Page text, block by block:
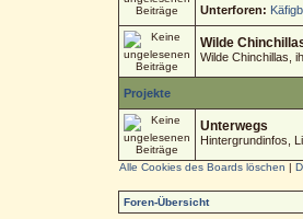
Unterforen:
Wilde
Wilde Chinchillas,
Projekte
Unterwegs
Hintergrundinfos,
Alle Cookies des Boards löschen |
Foren-Übersicht